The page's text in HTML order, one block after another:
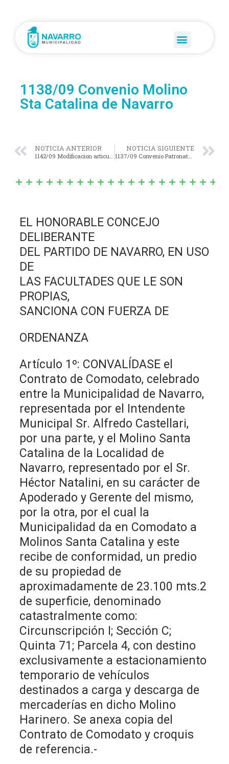
1138/09 Convenio Molino
Sta Catalina de Navarro
NOTICIA ANTERIOR
1142/09 Modificacion articulo 1º ordenanza 1133/09
NOTICIA SIGUIENTE
1137/09 Convenio Patronato de Liberados Bonaerenses
EL HONORABLE CONCEJO
DELIBERANTE
DEL PARTIDO DE NAVARRO, EN USO
DE
LAS FACULTADES QUE LE SON
PROPIAS,
SANCIONA CON FUERZA DE
ORDENANZA
Artículo 1º: CONVALÍDASE el
Contrato de Comodato, celebrado
entre la Municipalidad de Navarro,
representada por el Intendente
Municipal Sr. Alfredo Castellari,
por una parte, y el Molino Santa
Catalina de la Localidad de
Navarro, representado por el Sr.
Héctor Natalini, en su carácter de
Apoderado y Gerente del mismo,
por la otra, por el cual la
Municipalidad da en Comodato a
Molinos Santa Catalina y este
recibe de conformidad, un predio
de su propiedad de
aproximadamente de 23.100 mts.2
de superficie, denominado
catastralmente como:
Circunscripción I; Sección C;
Quinta 71; Parcela 4, con destino
exclusivamente a estacionamiento
temporario de vehículos
destinados a carga y descarga de
mercaderías en dicho Molino
Harinero. Se anexa copia del
Contrato de Comodato y croquis
de referencia.-